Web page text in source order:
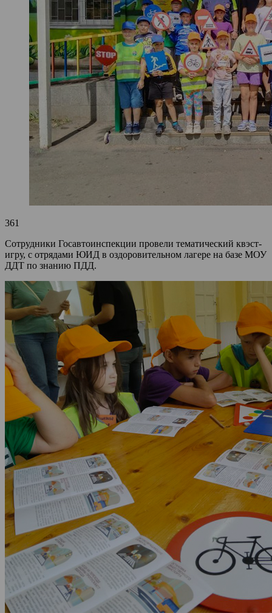
361
Сотрудники Госавтоинспекции провели тематический квэст-
игру, с отрядами ЮИД в оздоровительном лагере на базе МОУ
ДДТ по знанию ПДД.